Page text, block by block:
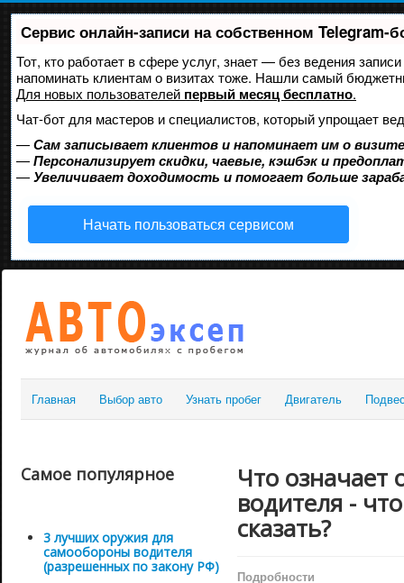
Сервис онлайн-записи на собственном Telegram-
Тот, кто работает в сфере услуг, знает — без ведения
напоминать клиентам о визитах тоже. Нашли самый
Для новых пользователей первый месяц бесплатно.
Чат-бот для мастеров и специалистов, который упрощает
—Сам записывает клиентов и напоминает им о
—Персонализирует скидки, чаевые, кэшбэк и
—Увеличивает доходимость и помогает больше
Начать пользоваться сервисом
Главная Выбор авто Узнать пробег Двигатель
Самое популярное
3 лучших оружия для
самообороны водителя
(разрешенных по закону РФ)
Что означает
водителя -
сказать?
Подробности